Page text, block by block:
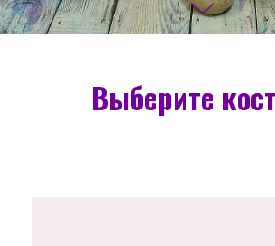
Выберите